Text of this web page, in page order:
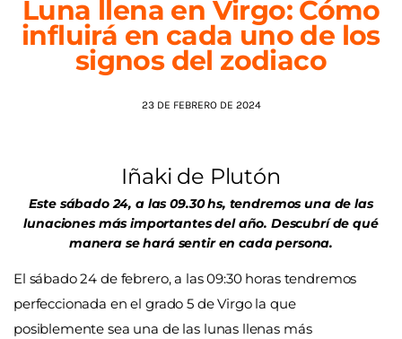
AGENDA
Luna llena en Virgo: Cómo
influirá en cada uno de los
signos del zodiaco
23 DE FEBRERO DE 2024
Iñaki de Plutón
Este sábado 24, a las 09.30 hs, tendremos una de las
lunaciones más importantes del año. Descubrí de qué
manera se hará sentir en cada persona.
El sábado 24 de febrero, a las 09:30 horas tendremos
perfeccionada en el grado 5 de Virgo la que
posiblemente sea una de las lunas llenas más